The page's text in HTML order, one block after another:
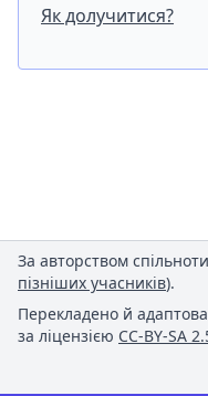
Як долучитися?
За авторством
пізніших учасників).
Перекладено й
за ліцензією CC-BY-SA